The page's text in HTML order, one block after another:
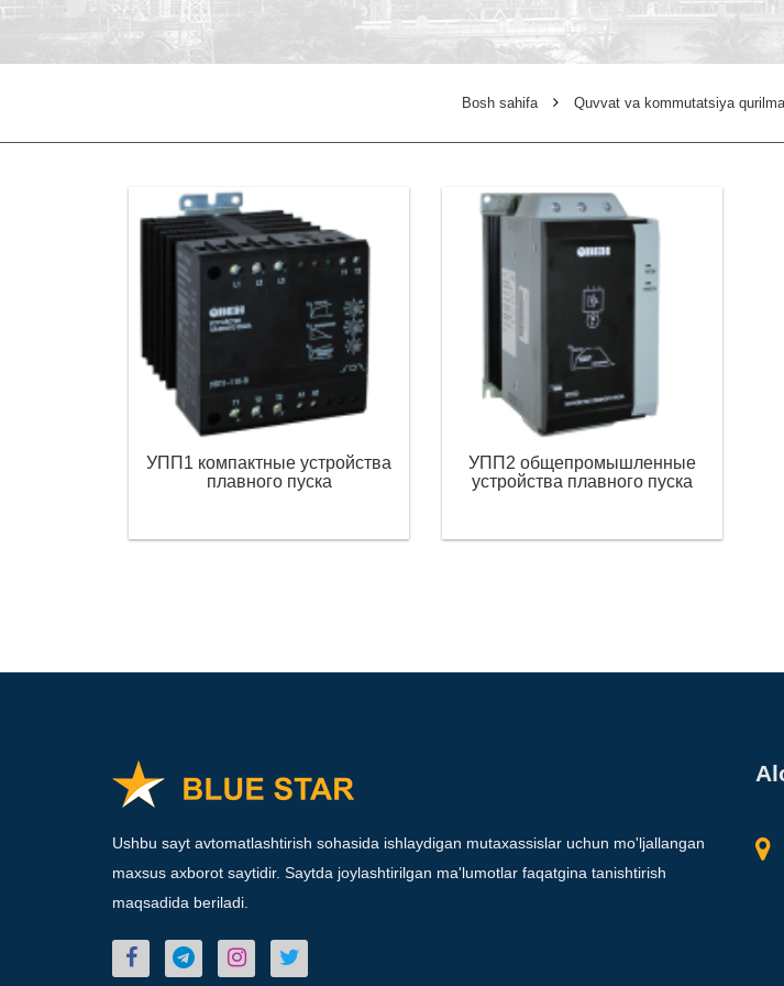
Bosh sahifa Quvvat va kommutatsiya
УПП1 компактные устройства
плавного пуска
УПП2 общепромышленные
устройства плавного пуска
Ushbu sayt avtomatlashtirish sohasida ishlaydigan mutaxassislar uchun mo'ljallangan
maxsus axborot saytidir. Saytda joylashtirilgan ma'lumotlar faqatgina tanishtirish
maqsadida beriladi.